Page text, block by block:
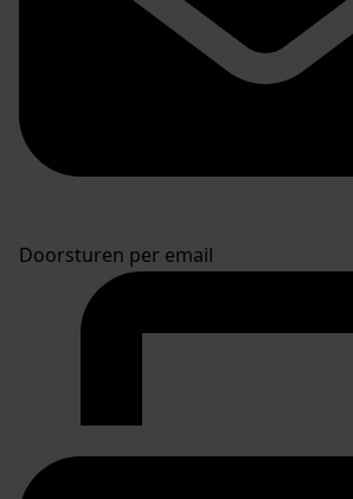
Doorsturen per email